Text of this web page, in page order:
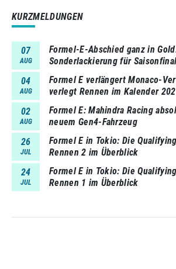
KURZMELDUNGEN
07
AUG
Formel-E-Abschied ganz in
Sonderlackierung für
04
AUG
Formel E verlängert Monaco-
verlegt Rennen im Kalender
02
AUG
Formel E: Mahindra Racing
neuem Gen4-Fahrzeug
26
JUL
Formel E in Tokio: Die
Rennen 2 im Überblick
24
JUL
Formel E in Tokio: Die
Rennen 1 im Überblick